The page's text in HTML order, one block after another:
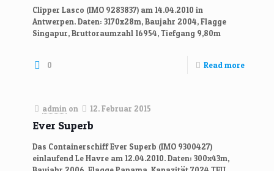
Clipper Lasco (IMO 9283837) am 14.04.2010 in
Antwerpen. Daten: 3170x28m, Baujahr 2004, Flagge
Singapur, Bruttoraumzahl 16954, Tiefgang 9,80m
0 Read more
admin on 12. Februar 2015
Ever Superb
Das Containerschiff Ever Superb (IMO 9300427)
einlaufend Le Havre am 12.04.2010. Daten: 300x43m,